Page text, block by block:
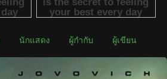
นักแสดง ผู้กำกับ ผู้เขียน